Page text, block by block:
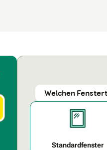
Welchen
Standardfenster